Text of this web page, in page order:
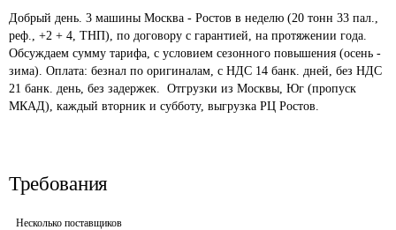
Добрый день. 3 машины Москва - Ростов в неделю (20 тонн 33 пал.,
реф., +2 + 4, ТНП), по договору с гарантией, на протяжении года.
Обсуждаем сумму тарифа, с условием сезонного повышения (осень -
зима). Оплата: безнал по оригиналам, с НДС 14 банк. дней, без НДС
21 банк. день, без задержек.  Отгрузки из Москвы, Юг (пропуск
МКАД), каждый вторник и субботу, выгрузка РЦ Ростов.
Требования
Несколько поставщиков